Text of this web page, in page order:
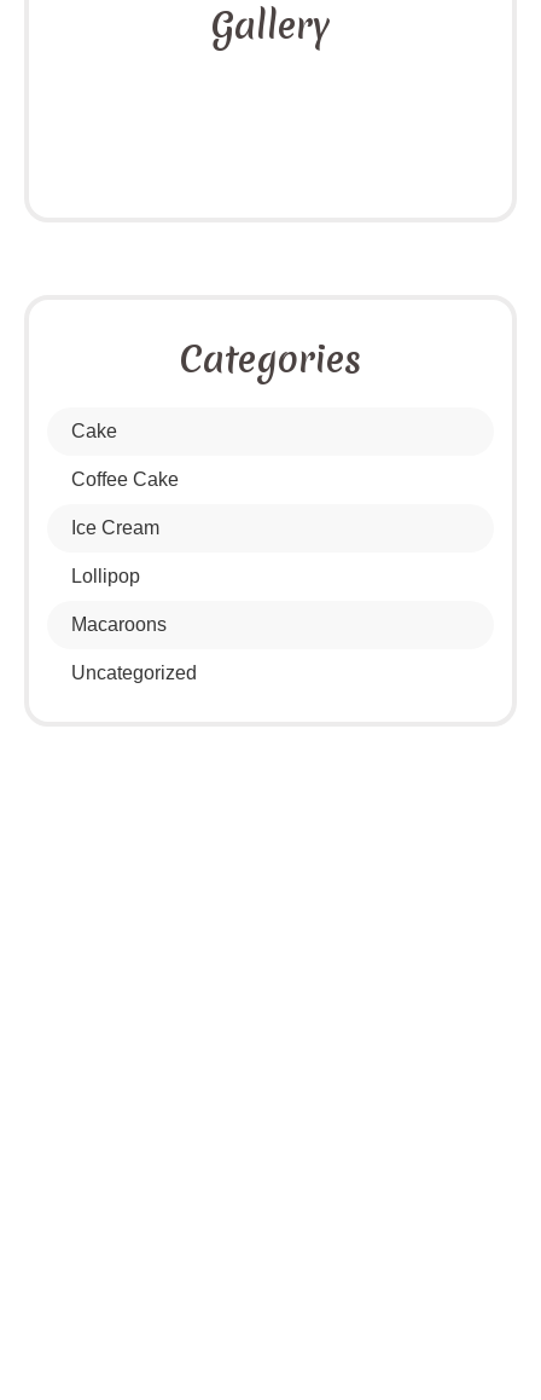
Gallery
Categories
Cake
Coffee Cake
Ice Cream
Lollipop
Macaroons
Uncategorized